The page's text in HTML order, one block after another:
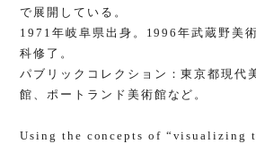
で展開している。
1971年岐阜県出身。1996年武蔵野美
科修了。
パブリックコレクション：東京都現代
館、ポートランド美術館など。
Using the concepts of “visualizing